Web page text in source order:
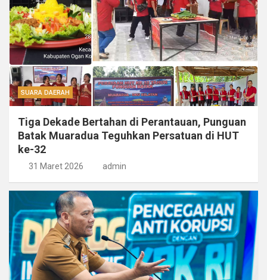
SUARA DAERAH
Tiga Dekade Bertahan di Perantauan, Punguan
Batak Muaradua Teguhkan Persatuan di HUT
ke-32
31 Maret 2026 admin